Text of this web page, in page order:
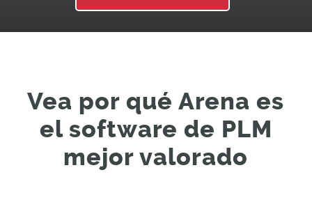
Vea por qué Arena es
el software de PLM
mejor valorado